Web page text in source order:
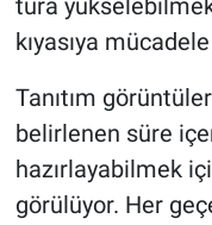
tura
kıyasıya
Tanıtım
belirlenen süre
hazırlayabilmek
görülüyor. Her